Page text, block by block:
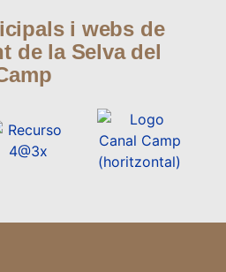
i webs de
de la Selva del